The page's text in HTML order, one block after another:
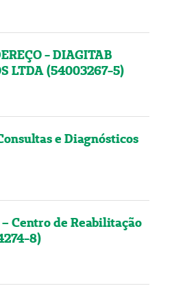
- DIAGITAB
LTDA (54003267-5)
e Diagnósticos
Centro de Reabilitação
8)